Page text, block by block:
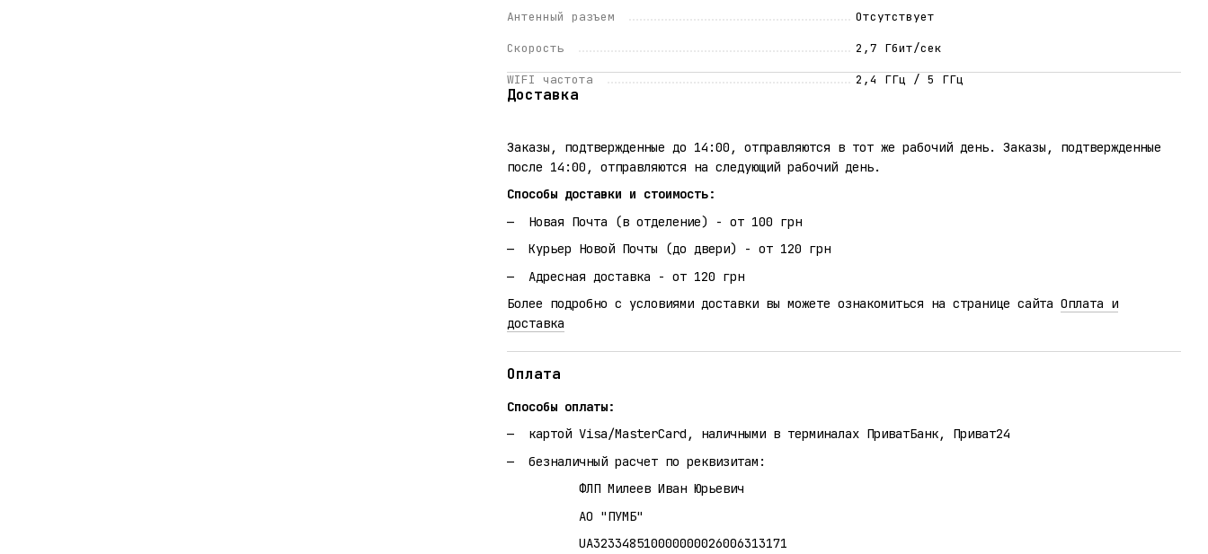
Антенный разъем Отсутствует
Скорость 2,7 Гбит/сек
WIFI частота 2,4 ГГц / 5 ГГц
Доставка
Заказы, подтвержденные до 14:00, отправляются в тот же рабочий день. Заказы, подтвержденные
после 14:00, отправляются на следующий рабочий день.
Способы доставки и стоимость:
Новая Почта (в отделение) - от 100 грн
Курьер Новой Почты (до двери) - от 120 грн
Адресная доставка - от 120 грн
Более подробно с условиями доставки вы можете ознакомиться на странице сайта Оплата и
доставка
Оплата
Способы оплаты:
картой Visa/MasterCard, наличными в терминалах ПриватБанк, Приват24
безналичный расчет по реквизитам:
ФЛП Милеев Иван Юрьевич
АО "ПУМБ"
UA323348510000000026006313171